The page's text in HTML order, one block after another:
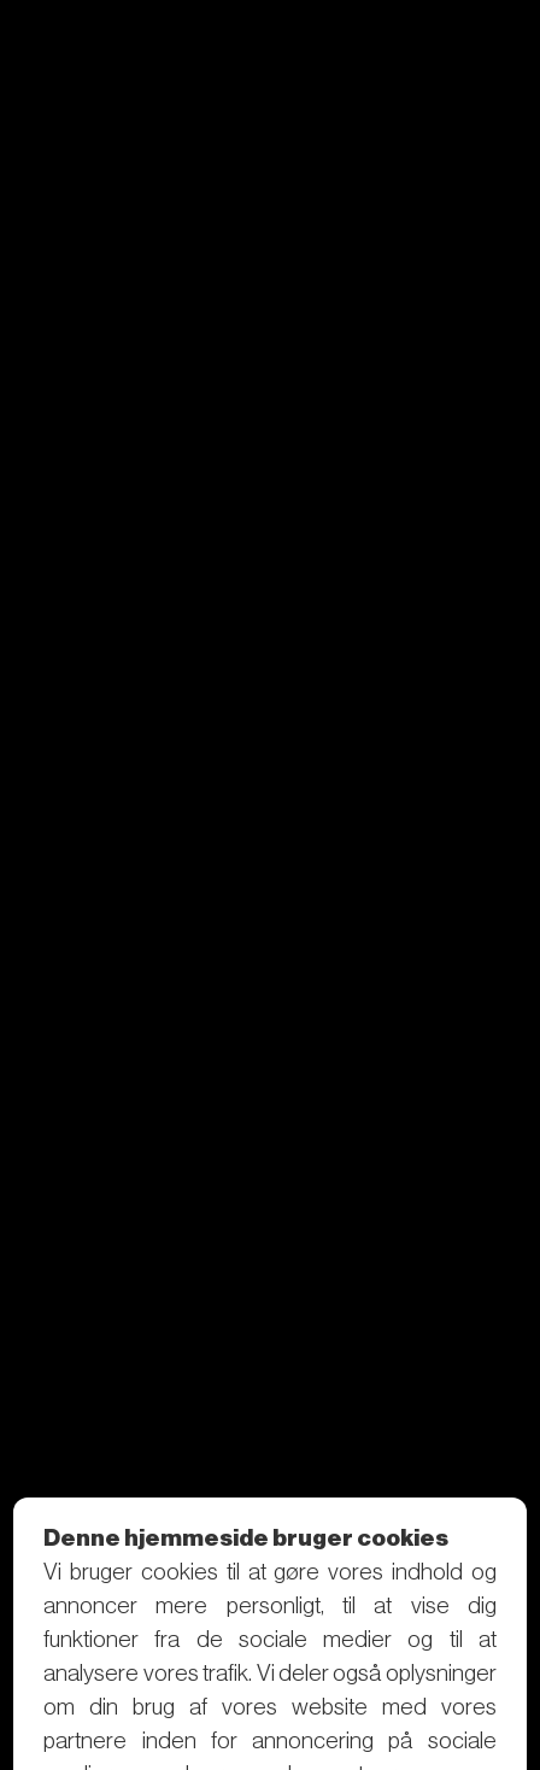
Denne hjemmeside bruger cookies
Vi bruger cookies til at gøre vores indhold og
annoncer mere personligt, til at vise dig
funktioner fra de sociale medier og til at
analysere vores trafik. Vi deler også oplysninger
om din brug af vores website med vores
partnere inden for annoncering på sociale